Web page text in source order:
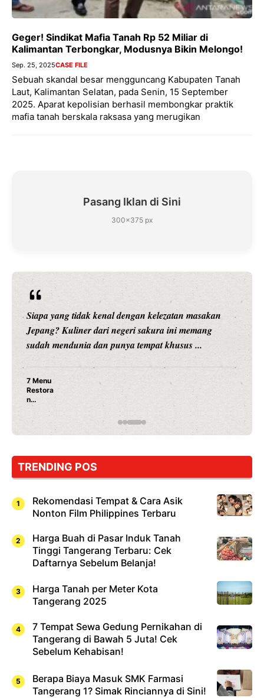
Geger! Sindikat Mafia Tanah Rp 52 Miliar di
Kalimantan Terbongkar, Modusnya Bikin Melongo!
Sep. 25, 2025CASE FILE
Sebuah skandal besar mengguncang Kabupaten Tanah
Laut, Kalimantan Selatan, pada Senin, 15 September
2025. Aparat kepolisian berhasil membongkar praktik
mafia tanah berskala raksasa yang merugikan
Pasang Iklan di Sini
300×375 px
Siapa yang tidak kenal dengan kelezatan masakan
Jepang? Kuliner dari negeri sakura ini memang
sudah mendunia dan punya tempat khusus ...
7 Menu
Restora
n
Jepang
yang
Dicoba,
Cuma
Sushi!
TRENDING POS
Rekomendasi Tempat & Cara Asik
Nonton Film Philippines Terbaru
Harga Buah di Pasar Induk Tanah
Tinggi Tangerang Terbaru: Cek
Daftarnya Sebelum Belanja!
Harga Tanah per Meter Kota
Tangerang 2025
7 Tempat Sewa Gedung Pernikahan di
Tangerang di Bawah 5 Juta! Cek
Sebelum Kehabisan!
Berapa Biaya Masuk SMK Farmasi
Tangerang 1? Simak Rinciannya di Sini!